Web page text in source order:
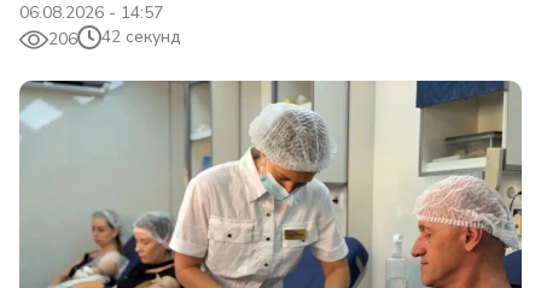
06.08.2026 - 14:57
206
42 секунд